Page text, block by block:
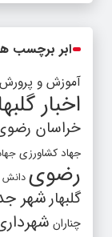
ابر برچسب
آموزش و پرورش
اخبار
خراسان
جهاد کشاورزی
رضوی دانش
گلبهارشهر
چناران